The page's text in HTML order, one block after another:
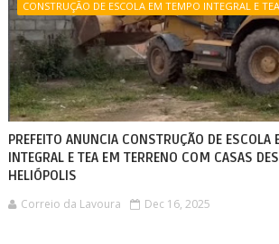
CONSTRUÇÃO DE ESCOLA EM TEMPO INTEGRAL E TEA
PREFEITO ANUNCIA CONSTRUÇÃO DE ESCOLA
INTEGRAL E TEA EM TERRENO COM CASAS
HELIÓPOLIS
Correio da Lavoura Dec 16, 2025